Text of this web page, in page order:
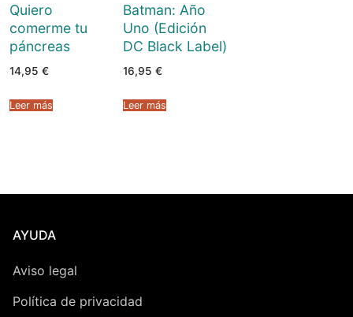
Quiero
comerme tu
páncreas
14,95 €
Leer más
Batman: Año
Uno (Edición
DC Black Label)
16,95 €
Leer más
AYUDA
Aviso legal
Política de privacidad